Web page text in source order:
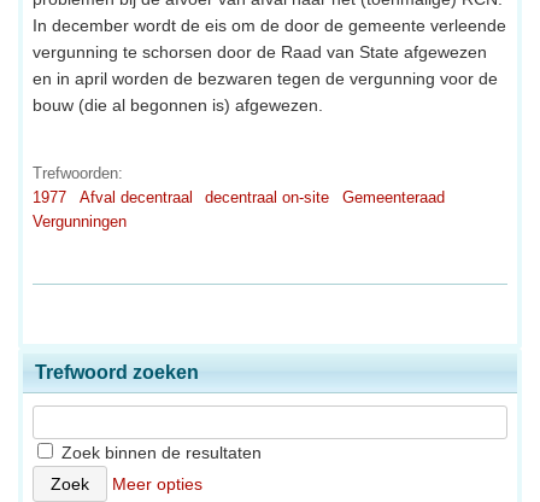
In december wordt de eis om de door de gemeente verleende
vergunning te schorsen door de Raad van State afgewezen
en in april worden de bezwaren tegen de vergunning voor de
bouw (die al begonnen is) afgewezen.
Trefwoorden:
1977
Afval decentraal decentraal on-site
Gemeenteraad
Vergunningen
Trefwoord zoeken
Zoek binnen de resultaten
Meer opties